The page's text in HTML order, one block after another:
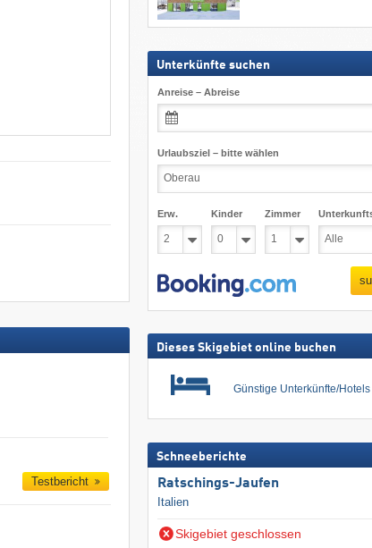
Testbericht
Unterkünfte suchen
Anreise – Abreise
Urlaubsziel – bitte wählen
Erw. Kinder Zimmer
Dieses Skigebiet online buchen
Günstige Unterkünfte/Hotels
Schneeberichte
Ratschings-Jaufen
Italien
Skigebiet geschlossen